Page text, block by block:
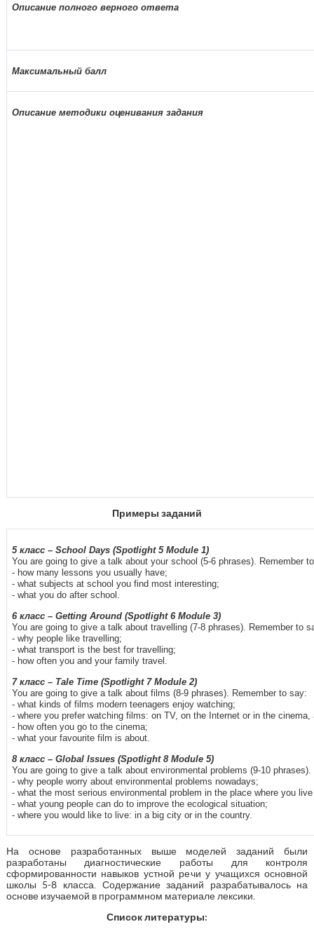
Описание полного верного ответа
Максимальный балл
Описание методики оценивания задания
Примеры заданий
5 класс– School Days (Spotlight 5 Module 1)
You are going to give a talk about your school (5-6 phrases). Remember
- how many lessons you usually have;
- what subjects at school you find most interesting;
- what you do after school.
6 класс– Getting Around (Spotlight 6 Module 3)
You are going to give a talk about travelling (7-8 phrases). Remember to
- why people like travelling;
- what transport is the best for travelling;
- how often you and your family travel.
7 класс– Tale Time (Spotlight 7 Module 2)
You are going to give a talk about films (8-9 phrases). Remember to say:
- what kinds of films modern teenagers enjoy watching;
- where you prefer watching films: on TV, on the Internet or in the cinema,
- how often you go to the cinema;
- what your favourite film is about.
8 класс– Global Issues (Spotlight 8 Module 5)
You are going to give a talk about environmental problems (9-10
- why people worry about environmental problems nowadays;
- what the most serious environmental problem in the place where you
- what young people can do to improve the ecological situation;
- where you would like to live: in a big city or in the country.
На основе разработанных выше моделей заданий были
разработаны диагностические работы для контроля
сформированности навыков устной речи у учащихся основной
школы 5-8 класса. Содержание заданий разрабатывалось на
основе изучаемой в программном материале лексики.
Список литературы: